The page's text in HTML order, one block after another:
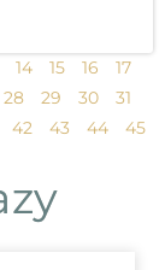
14 15 16
17
28 29 30
31
42 43 44 45